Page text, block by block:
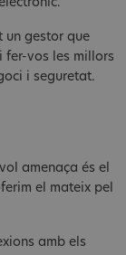
un gestor que
fer-vos les millors
i seguretat.
amenaça és el
el mateix pel
amb els